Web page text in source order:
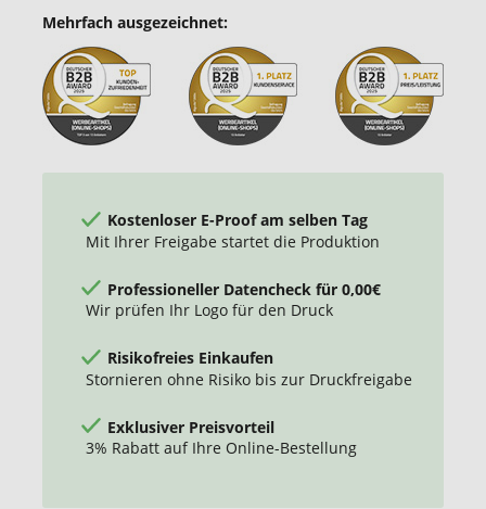
Mehrfach ausgezeichnet:
Kostenloser E-Proof am selben Tag
Mit Ihrer Freigabe startet die Produktion
Professioneller Datencheck für 0,00€
Wir prüfen Ihr Logo für den Druck
Risikofreies Einkaufen
Stornieren ohne Risiko bis zur Druckfreigabe
Exklusiver Preisvorteil
3% Rabatt auf Ihre Online-Bestellung